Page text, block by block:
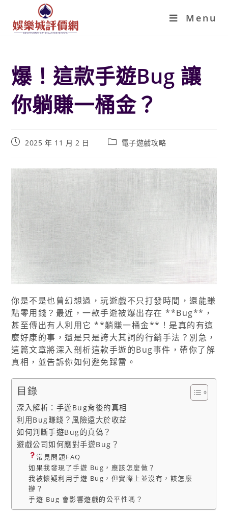
Menu
爆！這款手遊Bug 讓
你躺賺一桶金？
2025 年 11 月 2 日 電子遊戲攻略
你是不是也曾幻想過，玩遊戲不只打發時間，還能賺
點零用錢？最近，一款手遊被爆出存在 **Bug**，
甚至傳出有人利用它 **躺賺一桶金**！是真的有這
麼好康的事，還是只是誇大其詞的行銷手法？別急，
這篇文章將深入剖析這款手遊的Bug事件，帶你了解
真相，並告訴你如何避免踩雷。
目錄
深入解析：手遊Bug背後的真相
利用Bug賺錢？風險遠大於收益
如何判斷手遊Bug的真偽？
遊戲公司如何應對手遊Bug？
常見問題FAQ
如果我發現了手遊 Bug，應該怎麼做？
我被懷疑利用手遊 Bug，但實際上並沒有，該怎麼
辦？
手遊 Bug 會影響遊戲的公平性嗎？